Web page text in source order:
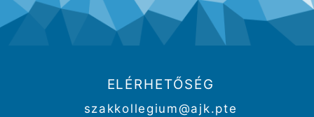
ELÉRHETŐSÉG
szakkollegium@ajk.pte